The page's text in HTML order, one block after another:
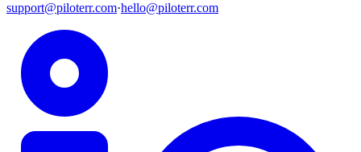
support@piloterr.com·hello@piloterr.com